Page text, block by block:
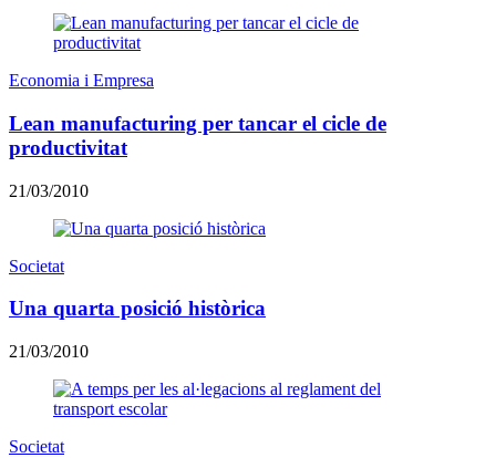
Economia i Empresa
Lean manufacturing per tancar el cicle de
productivitat
21/03/2010
Societat
Una quarta posició històrica
21/03/2010
Societat